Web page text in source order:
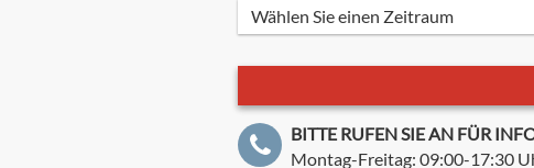
BITTE RUFEN SIE AN FÜR
Montag-Freitag: 09:00-17:30